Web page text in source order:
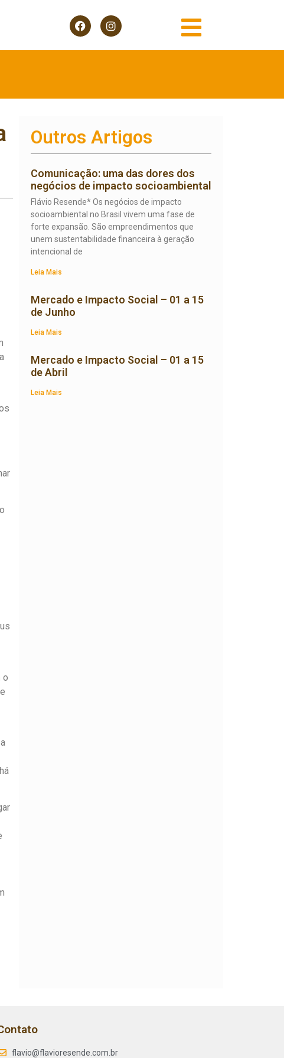
o
Outros Artigos
Comunicação: uma das dores dos
negócios de impacto socioambiental
Flávio Resende* Os negócios de impacto
socioambiental no Brasil vivem uma fase de
forte expansão. São empreendimentos que
unem sustentabilidade financeira à geração
intencional de
Leia Mais
Mercado e Impacto Social – 01 a 15
de Junho
Leia Mais
Mercado e Impacto Social – 01 a 15
de Abril
Leia Mais
flavio@flavioresende.com.br